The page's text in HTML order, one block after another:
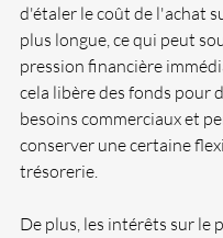
d'étaler le coût de l'achat
plus longue, ce qui peut
pression financière
cela libère des fonds pour
besoins commerciaux et
conserver une certaine
trésorerie.
De plus, les intérêts sur le